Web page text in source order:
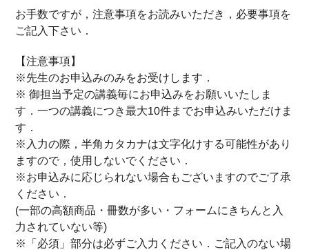
お手数ですが，注意事項をお読みいただき，必要事項を
ご記入下さい．
【注意事項】
※先生のお申込みのみをお受けします．
※ 御担当予定の講義毎にお申込みをお願いいたしま
す．一つの講義につき最大10件までお申込みいただけま
す．
※入力の際，半角カタカナは文字化けする可能性があり
ますので，使用しないでください．
※お申込みに応じられない場合もございますのでご了承
ください．
(一部の高額商品・冊数が多い・フォームにきちんと入
力されていない等)
※「必須」部分は必ずご入力ください．ご記入のない場